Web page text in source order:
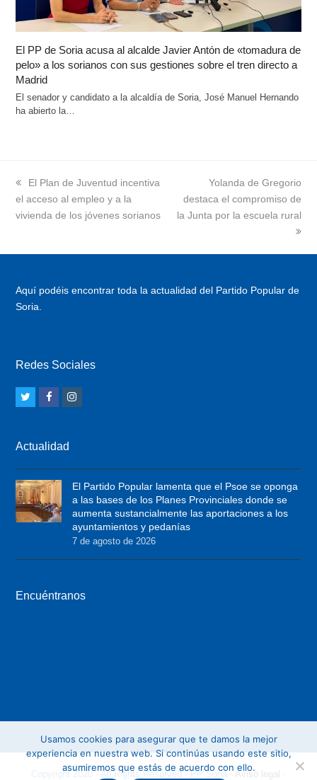
El PP de Soria acusa al alcalde Javier Antón de «tomadura de
pelo» a los sorianos con sus gestiones sobre el tren directo a
Madrid
El senador y candidato a la alcaldía de Soria, José Manuel Hernando
ha abierto la…
previous
post:
El Plan de Juventud incentiva
el acceso al empleo y a la
vivienda de los jóvenes sorianos
next
post:
Yolanda de Gregorio
destaca el compromiso de
la Junta por la escuela rural
Aquí podéis encontrar toda la actualidad del Partido Popular de
Soria.
Redes Sociales
t
t
e
r
F
e
b
o
a
g
r
a
Actualidad
El Partido Popular lamenta que el Psoe se oponga
a las bases de los Planes Provinciales donde se
aumenta sustancialmente las aportaciones a los
ayuntamientos y pedanías
7 de agosto de 2026
Encuéntranos
Copyright 2020 - All Rights Reserved - PP Soria - Aviso legal -
Usamos cookies para asegurar que te damos la mejor
experiencia en nuestra web. Si continúas usando este sitio,
asumiremos que estás de acuerdo con ello.